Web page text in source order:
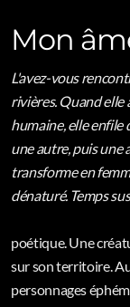
Mon
L'avez-vous
rivières. Quand elle
humaine, elle enfile
une autre, puis une
transforme en
dénaturé. Temps
Mon
poétique. Une
sur son territoire.
personnages